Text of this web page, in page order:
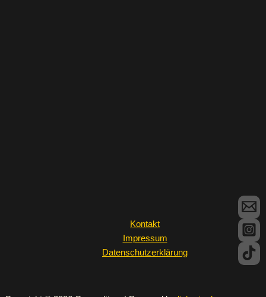
Kontakt
Impressum
Datenschutzerklärung